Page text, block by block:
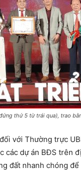
thứ 5 từ trái qua), trao
với Thường trực
các dự án BĐS trên
đất nhanh chóng